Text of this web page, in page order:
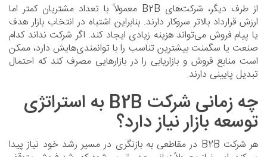
از طرف دیگر، شرکت‌های B2B معمولاً با تعداد مشتریان کمتر اما
ارزش قرارداد بالاتر سروکار دارند. بنابراین اشتباه در انتخاب بازار هدف
یا پیام فروش می‌تواند هزینه زیادی ایجاد کند. اگر شرکت نداند کدام
صنعت یا سگمنت بیشترین تناسب را با توانمندی‌هایش دارد، ممکن
است منابع فروش و بازاریابی را در بازارهایی مصرف کند که احتمال
تبدیل پایینی دارند.
چه زمانی شرکت B2B به استراتژی
توسعه بازار نیاز دارد؟
هر شرکت B2B در مقاطعی به بازنگری در مسیر رشد خود نیاز پیدا